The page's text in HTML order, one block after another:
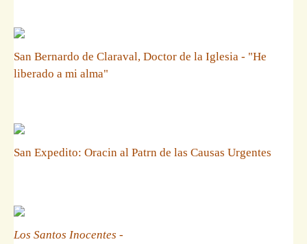
San Bernardo de Claraval, Doctor de la Iglesia - "He
liberado a mi alma"
San Expedito: Oracin al Patrn de las Causas Urgentes
Los Santos Inocentes -